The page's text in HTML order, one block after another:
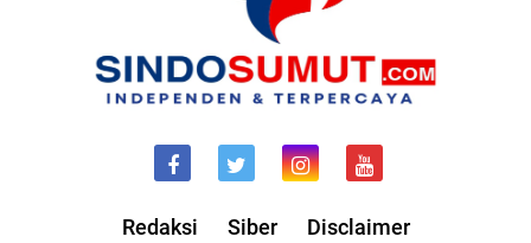
Redaksi Siber Disclaimer